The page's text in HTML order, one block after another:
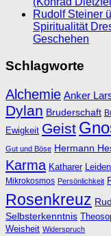
Rudolf Steiner
Spiritualität
Geschehen
Schlagworte
Alchemie Anker
Dylan Bruderschaft
Ewigkeit Geist
Gut und Böse Hermann
Karma Katharer Leiden
Mikrokosmos Persönlichkeit
Rosenkreuz
Selbsterkenntnis
Weisheit Widerspruch